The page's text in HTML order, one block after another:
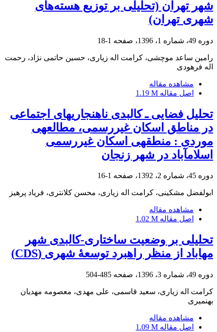
شهر تهران (تحلیلی بر توزیع هسته‌های
شهری تهران)
دوره 49، شماره 1، 1396، صفحه 1-18
رامین ساعد موچشی، کرامت اله زیاری، حسین حاتمی نژاد، رحمت
اله فرهودی
مشاهده مقاله
اصل مقاله 1.19 M
تحلیل فضایی ـ کالبدی ناهنجاری‎های اجتماعی
در مناطق اسکان غیررسمی، مطالعه‎ی
موردی : منطقه‎ی اسکان غیررسمی
اسلام‎آباد در شهر زنجان
دوره 45، شماره 2، 1392، صفحه 1-16
ابولفضل مشکینی، کرامت اله زیاری، محسن کلانتری، فریاد پرهیز
مشاهده مقاله
اصل مقاله 1.02 M
تحلیلی بر وضعیت ساختاری-کالبدی شهر
مهاباد از منظر راهبرد توسعۀ شهری (CDS)
دوره 49، شماره 3، 1396، صفحه 485-504
کرامت اله زیاری، سعید قاسمی، علی مهدی، معصومه مهدیان
بهنمیری
مشاهده مقاله
اصل مقاله 1.09 M